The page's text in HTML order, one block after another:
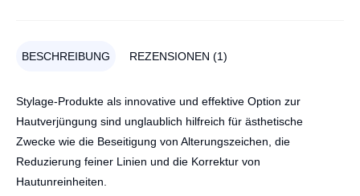
BESCHREIBUNG REZENSIONEN (1)
Stylage-Produkte als innovative und effektive Option zur
Hautverjüngung sind unglaublich hilfreich für ästhetische
Zwecke wie die Beseitigung von Alterungszeichen, die
Reduzierung feiner Linien und die Korrektur von
Hautunreinheiten.